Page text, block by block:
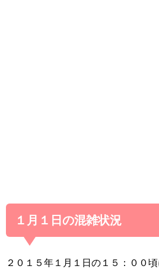
１月１日の混雑状況
２０１５年１月１日の１５：００